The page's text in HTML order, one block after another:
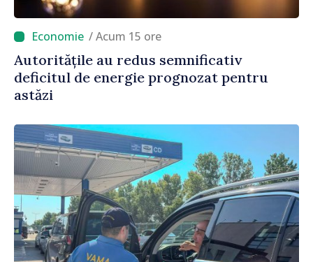
/ Acum 15 ore
Autoritățile au redus semnificativ
deficitul de energie prognozat pentru
astăzi